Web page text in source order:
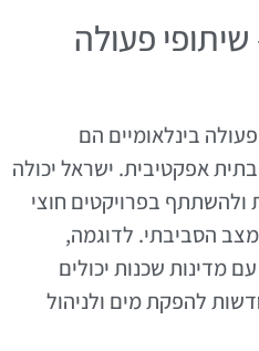
פעולה
בינלאומיים הם
אפקטיבית. ישראל יכולה
ולהשתתף בפרויקטים חוצי
הסביבתי. לדוגמה,
מדינות שכנות יכולים
להפקת מים ולניהול